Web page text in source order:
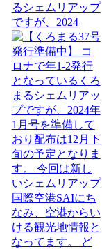
るシェムリアップ
ですが、2024